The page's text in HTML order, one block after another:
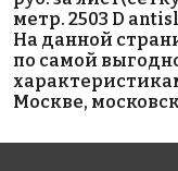
метр. 2503 D
На данной
по самой
Москве,